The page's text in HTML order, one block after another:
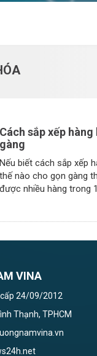
Cách sắp xếp
gàng
Nếu biết cách sắp xếp
thế nào cho gọn gàng
được nhiều hàng trong
VINA
cấp 24/09/2012
Thạnh, TPHCM